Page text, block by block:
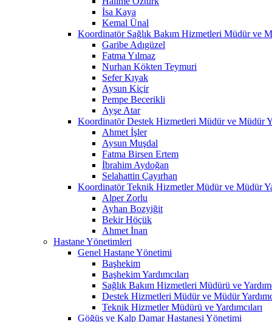
İsa Kaya
Kemal Ünal
Koordinatör Sağlık Bakım Hizmetleri Müdür ve
Garibe Adıgüzel
Fatma Yılmaz
Nurhan Kökten Teymuri
Sefer Kıyak
Aysun Kiçir
Pempe Becerikli
Ayşe Atar
Koordinatör Destek Hizmetleri Müdür ve Müdür
Ahmet İşler
Aysun Muşdal
Fatma Birsen Ertem
İbrahim Aydoğan
Selahattin Çayırhan
Koordinatör Teknik Hizmetler Müdür ve Müdür
Alper Zorlu
Ayhan Bozyiğit
Bekir Höçük
Ahmet İnan
Hastane Yönetimleri
Genel Hastane Yönetimi
Başhekim
Başhekim Yardımcıları
Sağlık Bakım Hizmetleri Müdürü ve
Destek Hizmetleri Müdür ve Müdür
Teknik Hizmetler Müdürü ve Yardımcıları
Göğüs ve Kalp Damar Hastanesi Yönetimi